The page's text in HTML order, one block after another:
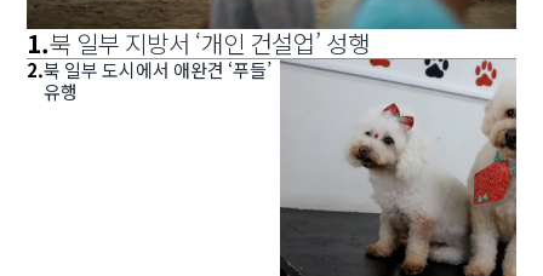
1.북 일부 지방서 ‘개인 건설업’ 성행
2.북 일부 도시에서 애완견 ‘푸들’
유행